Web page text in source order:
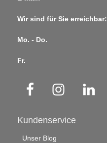
Wir sind für Sie erreichbar:
Mo. - Do.
Fr.
Kundenservice
Unser Blog